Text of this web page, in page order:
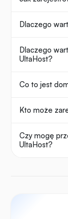
Dlaczego
Dlaczego
UltaHost?
Co to jest
Kto może
Czy mogę
UltaHost?